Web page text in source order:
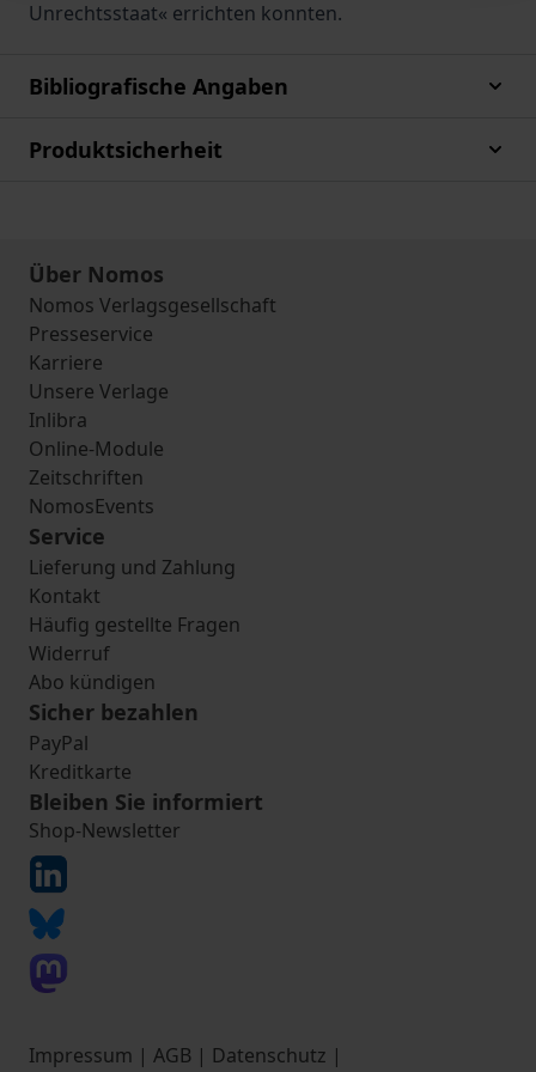
Unrechtsstaat« errichten konnten.
Bibliografische Angaben
Produktsicherheit
Über Nomos
Nomos Verlagsgesellschaft
Presseservice
Karriere
Unsere Verlage
Inlibra
Online-Module
Zeitschriften
NomosEvents
Service
Lieferung und Zahlung
Kontakt
Häufig gestellte Fragen
Widerruf
Abo kündigen
Sicher bezahlen
PayPal
Kreditkarte
Bleiben Sie informiert
Shop-Newsletter
Impressum | AGB | Datenschutz |